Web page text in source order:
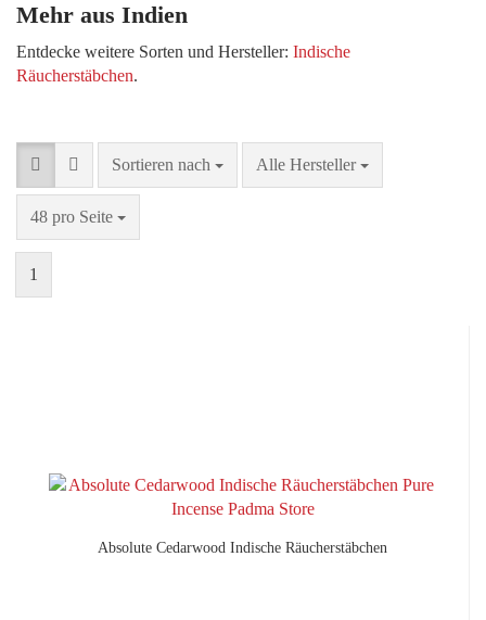
Mehr aus Indien
Entdecke weitere Sorten und Hersteller: Indische
Räucherstäbchen.
Sortieren nach
Sortieren nach Alle Hersteller
pro Seite
48 pro Seite
pro Seite
1
Absolute Cedarwood Indische Räucherstäbchen